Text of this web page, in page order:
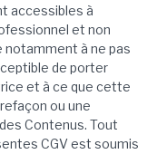
accessibles à
et non
notamment à ne pas
de porter
et à ce que cette
ou une
Contenus. Tout
CGV est soumis